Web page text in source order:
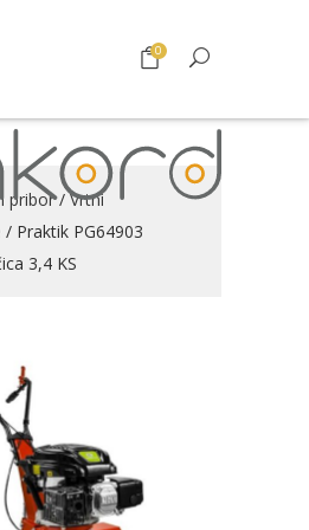
0
pribor/Vrtni
/ Praktik PG64903
3,4 KS